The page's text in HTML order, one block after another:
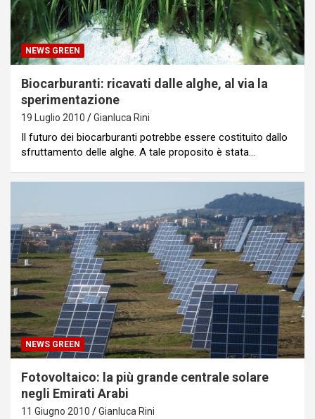
NEWS GREEN
Biocarburanti: ricavati dalle alghe, al via la
sperimentazione
19 Luglio 2010 Gianluca Rini
Il futuro dei biocarburanti potrebbe essere costituito dallo
sfruttamento delle alghe. A tale proposito è stata…
NEWS GREEN
Fotovoltaico: la più grande centrale solare
negli Emirati Arabi
11 Giugno 2010 Gianluca Rini